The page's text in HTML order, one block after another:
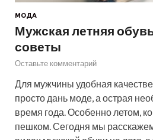
МОДА
Мужская летняя
советы
Оставьте комментарий
Для мужчины удобная
просто дань моде, а острая
время года. Особенно летом,
пешком. Сегодня мы